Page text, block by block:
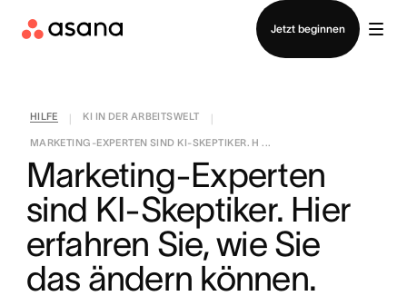
Jetzt beginnen
Vertrieb kontaktieren
HILFE KI IN DER ARBEITSWELT
MARKETING-EXPERTEN SIND KI-SKEPTIKER. H ...
Marketing-Experten
sind KI-Skeptiker. Hier
erfahren Sie, wie Sie
das ändern können.